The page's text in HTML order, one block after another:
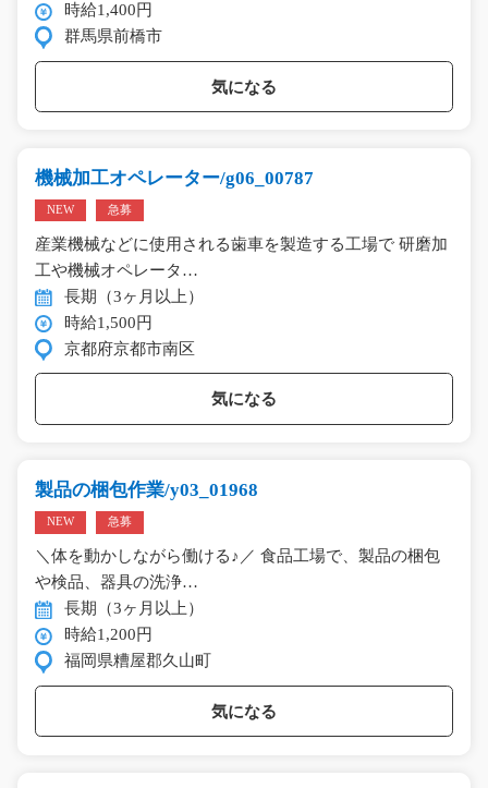
時給1,400円
群馬県前橋市
気になる
機械加工オペレーター/g06_00787
NEW 急募
産業機械などに使用される歯車を製造する工場で 研磨加
工や機械オペレータ…
長期（3ヶ月以上）
時給1,500円
京都府京都市南区
気になる
製品の梱包作業/y03_01968
NEW 急募
＼体を動かしながら働ける♪／ 食品工場で、製品の梱包
や検品、器具の洗浄…
長期（3ヶ月以上）
時給1,200円
福岡県糟屋郡久山町
気になる